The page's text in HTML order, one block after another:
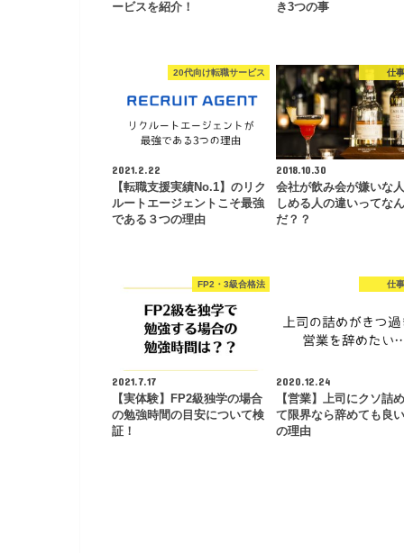
ービスを紹介！
き3つの事
20代向け転職サービス
2021.2.22
【転職支援実績No.1】のリク
ルートエージェントこそ最強
である３つの理由
仕
2018.10.30
会社が飲み会が嫌いな
しめる人の違いってなん
だ？？
FP2・3級合格法
2021.7.17
【実体験】FP2級独学の場合
の勉強時間の目安について検
証！
仕
2020.12.24
【営業】上司にクソ詰
て限界なら辞めても良
の理由